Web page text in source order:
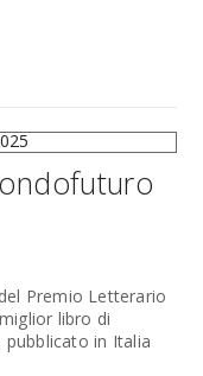
Premio Letterario
libro di
in Italia